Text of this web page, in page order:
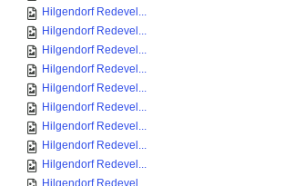
Hilgendorf Redevel...
Hilgendorf Redevel...
Hilgendorf Redevel...
Hilgendorf Redevel...
Hilgendorf Redevel...
Hilgendorf Redevel...
Hilgendorf Redevel...
Hilgendorf Redevel...
Hilgendorf Redevel...
Hilgendorf Redevel...